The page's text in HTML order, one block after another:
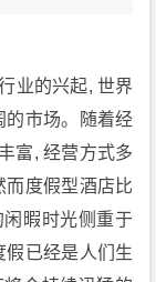
业的兴起, 世界
的市场。随着经
富, 经营方式多
而度假型酒店比
暇时光侧重于
假已经是人们生